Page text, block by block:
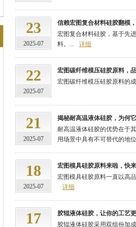
23
2025-07
信赖宏图复合材料硅胶翻模
宏图复合材料硅胶，基于先
料。...
详细
22
2025-07
宏图碳纤维模压硅胶原料，
宏图碳纤维模压硅胶原料的
21
2025-07
揭秘耐高温液体硅胶，为何
耐高温液体硅胶的优势在于
用场景中具有不可替代的地
18
2025-07
宏图模具硅胶原料来啦，快
宏图模具硅胶原料一直以高
详细
17
胶辊液体硅胶，让你的工艺
胶辊液体硅胶采用双组份加